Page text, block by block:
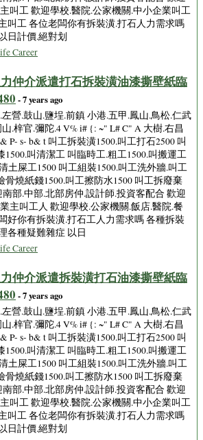
叫工 歡迎學校.醫院.公家機關.中小企業叫工
叫工 各位老闆你有拆裝潢.打石人力需求嗎
日計價.絕對划
Career
仲介派遣打石拆裝潢油漆撕壁紙臨
- 7 years ago
營.鼓山.鹽埕.前鎮 小港.五甲.鳳山.鳥松.仁武
.梓官.彌陀.4 V% i# {: ~" L# C" A 大樹.右昌
P- s- b& t 叫工拆裝潢1500.叫工打石2500 叫
1500.叫清潔工 叫臨時工.粗工1500.叫搬運工
土屎工1500 叫工組裝1500.叫工洗外牆.叫工
骨燒紙錢1500.叫工擦防水1500 叫工拆廢棄
南部.中部.北部房仲.設計師.投資客配合 歡迎
主叫工人 歡迎學校.公家機關.飯店.醫院.餐
好你有拆裝潢.打石工人力需求嗎 各種拆裝
各種疑難雜症 以日
Career
仲介派遣拆裝潢打石油漆撕壁紙臨
- 7 years ago
營.鼓山.鹽埕.前鎮 小港.五甲.鳳山.鳥松.仁武
.梓官.彌陀.4 V% i# {: ~" L# C" A 大樹.右昌
P- s- b& t 叫工拆裝潢1500.叫工打石2500 叫
1500.叫清潔工 叫臨時工.粗工1500.叫搬運工
土屎工1500 叫工組裝1500.叫工洗外牆.叫工
骨燒紙錢1500.叫工擦防水1500 叫工拆廢棄
南部.中部.北部房仲.設計師.投資客配合 歡迎
叫工 歡迎學校.醫院.公家機關.中小企業叫工
叫工 各位老闆你有拆裝潢.打石人力需求嗎
日計價.絕對划